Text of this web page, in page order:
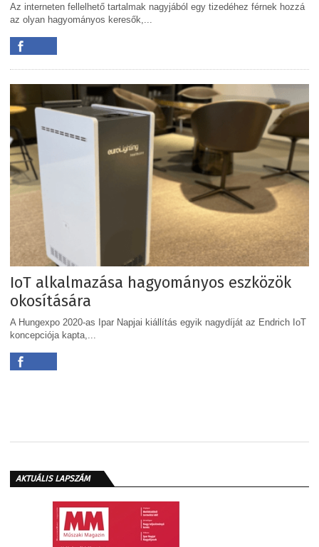
Az interneten fellelhető tartalmak nagyjából egy tizedéhez férnek hozzá
az olyan hagyományos keresők,...
IoT alkalmazása hagyományos eszközök
okosítására
A Hungexpo 2020-as Ipar Napjai kiállítás egyik nagydíját az Endrich IoT
koncepciója kapta,...
AKTUÁLIS LAPSZÁM